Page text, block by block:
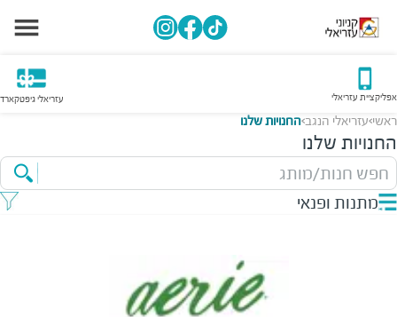
אפליקציית עזריאלי עזריאלי גיפטקארד
ראשי>עזריאלי הנגב>החנויות שלנו
החנויות שלנו
חפש חנות/מותג
מתנות ופנאי